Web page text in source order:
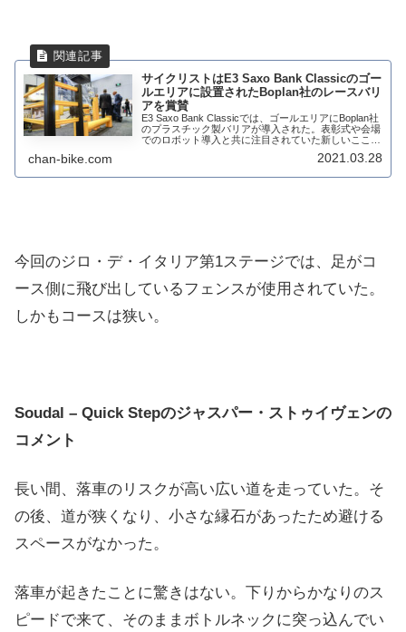
サイクリストはE3 Saxo Bank Classicのゴー
ルエリアに設置されたBoplan社のレースバリ
アを賞賛
E3 Saxo Bank Classicでは、ゴールエリアにBoplan社
のプラスチック製バリアが導入された。表彰式や会場
でのロボット導入と共に注目されていた新しいこころ
chan-bike.com 2021.03.28
今回のジロ・デ・イタリア第1ステージでは、足がコ
ース側に飛び出しているフェンスが使用されていた。
しかもコースは狭い。
Soudal – Quick Stepのジャスパー・ストゥイヴェンの
コメント
長い間、落車のリスクが高い広い道を走っていた。そ
の後、道が狭くなり、小さな縁石があったため避ける
スペースがなかった。
落車が起きたことに驚きはない。下りからかなりのス
ピードで来て、そのままボトルネックに突っ込んでい